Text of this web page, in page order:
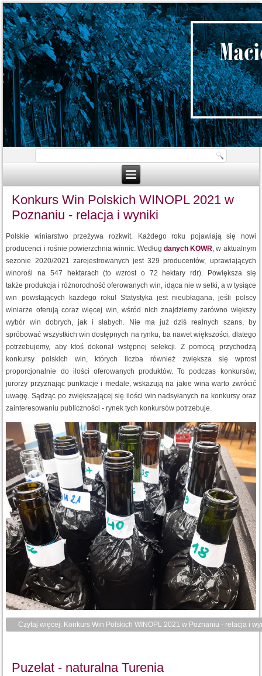
Konkurs Win Polskich WINOPL 2021 w
Poznaniu - relacja i wyniki
Polskie winiarstwo przeżywa rozkwit. Każdego roku pojawiają się nowi
producenci i rośnie powierzchnia winnic. Wedługdanych KOWR, w aktualnym
sezonie 2020/2021 zarejestrowanych jest 329 producentów, uprawiających
winorośl na 547 hektarach (to wzrost o 72 hektary rdr). Powiększa się
także produkcja i różnorodność oferowanych win, idąca nie w setki, a w tysiące
win powstających każdego roku! Statystyka jest nieubłagana, jeśli polscy
winiarze oferują coraz więcej win, wśród nich znajdziemy zarówno większy
wybór win dobrych, jak i słabych. Nie ma już dziś realnych szans, by
spróbować wszystkich win dostępnych na rynku, ba nawet większości, dlatego
potrzebujemy, aby ktoś dokonał wstępnej selekcji. Z pomocą przychodzą
konkursy polskich win, których liczba również zwiększa się wprost
proporcjonalnie do ilości oferowanych produktów. To podczas konkursów,
jurorzy przyznając punktacje i medale, wskazują na jakie wina warto zwrócić
uwagę. Sądząc po zwiększającej się ilości win nadsyłanych na konkursy oraz
zainteresowaniu publiczności - rynek tych konkursów potrzebuje.
Czytaj więcej: Konkurs Win Polskich WINOPL 2021 w Poznaniu - relacja i
Puzelat - naturalna Turenia